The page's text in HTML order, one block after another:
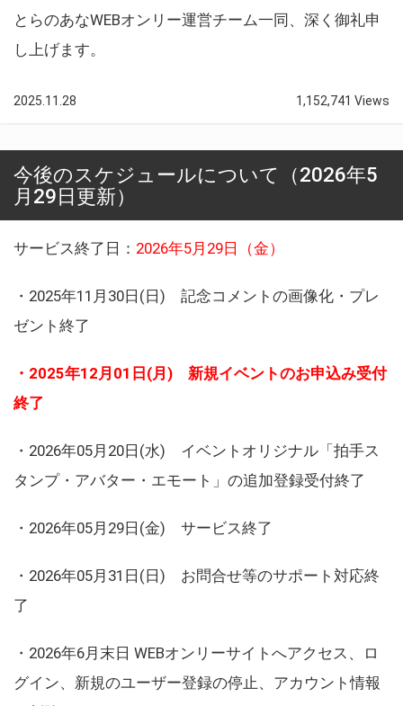
とらのあなWEBオンリー運営チーム一同、深く御礼申
し上げます。
2025.11.28 1,152,741 Views
今後のスケジュールについて（2026年5
月29日更新）
サービス終了日： 2026年5月29日（金）
・2025年11月30日(日) 記念コメントの画像化・プレ
ゼント終了
・2025年12月01日(月) 新規イベントのお申込み受付
終了
・2026年05月20日(水) イベントオリジナル「拍手ス
タンプ・アバター・エモート」の追加登録受付終了
・2026年05月29日(金) サービス終了
・2026年05月31日(日) お問合せ等のサポート対応終
了
・2026年6月末日 WEBオンリーサイトへアクセス、ロ
グイン、新規のユーザー登録の停止、アカウント情報